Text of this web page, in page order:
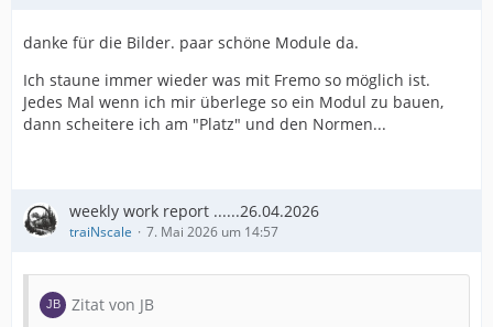
danke für die Bilder. paar schöne Module da.
Ich staune immer wieder was mit Fremo so möglich ist.
Jedes Mal wenn ich mir überlege so ein Modul zu bauen,
dann scheitere ich am "Platz" und den Normen...
weekly work report ......26.04.2026
traiNscale 7. Mai 2026 um 14:57
Zitat von JB